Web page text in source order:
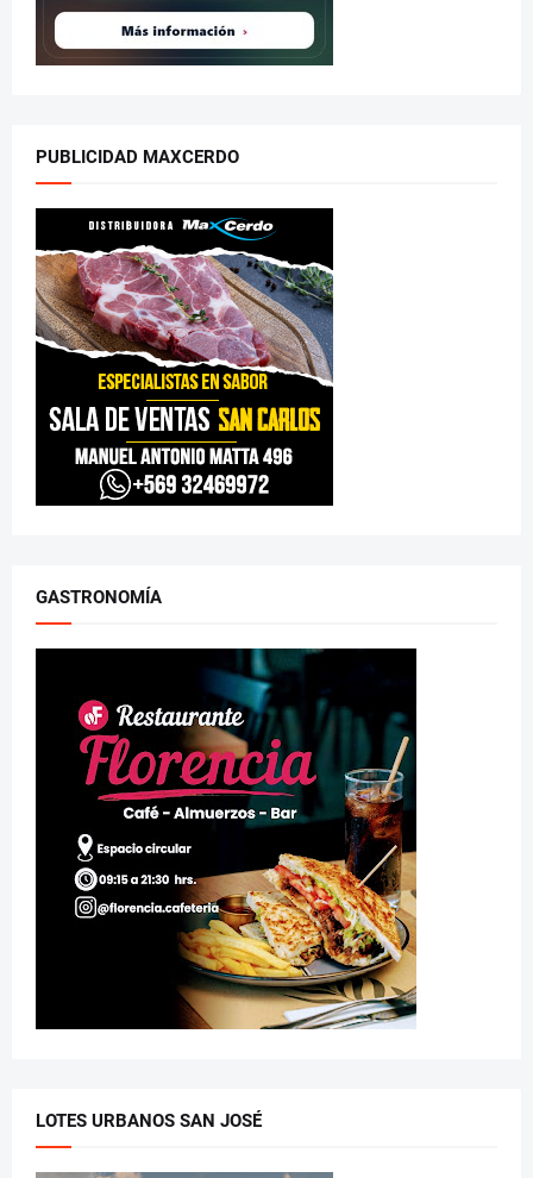
PUBLICIDAD MAXCERDO
GASTRONOMÍA
LOTES URBANOS SAN JOSÉ